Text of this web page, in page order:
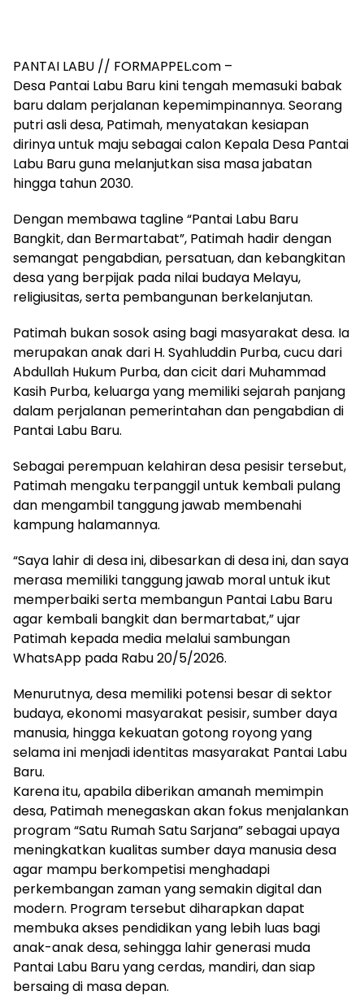
PANTAI LABU // FORMAPPEL.com –
Desa Pantai Labu Baru kini tengah memasuki babak
baru dalam perjalanan kepemimpinannya. Seorang
putri asli desa, Patimah, menyatakan kesiapan
dirinya untuk maju sebagai calon Kepala Desa Pantai
Labu Baru guna melanjutkan sisa masa jabatan
hingga tahun 2030.
Dengan membawa tagline “Pantai Labu Baru
Bangkit, dan Bermartabat”, Patimah hadir dengan
semangat pengabdian, persatuan, dan kebangkitan
desa yang berpijak pada nilai budaya Melayu,
religiusitas, serta pembangunan berkelanjutan.
Patimah bukan sosok asing bagi masyarakat desa. Ia
merupakan anak dari H. Syahluddin Purba, cucu dari
Abdullah Hukum Purba, dan cicit dari Muhammad
Kasih Purba, keluarga yang memiliki sejarah panjang
dalam perjalanan pemerintahan dan pengabdian di
Pantai Labu Baru.
Sebagai perempuan kelahiran desa pesisir tersebut,
Patimah mengaku terpanggil untuk kembali pulang
dan mengambil tanggung jawab membenahi
kampung halamannya.
“Saya lahir di desa ini, dibesarkan di desa ini, dan saya
merasa memiliki tanggung jawab moral untuk ikut
memperbaiki serta membangun Pantai Labu Baru
agar kembali bangkit dan bermartabat,” ujar
Patimah kepada media melalui sambungan
WhatsApp pada Rabu 20/5/2026.
Menurutnya, desa memiliki potensi besar di sektor
budaya, ekonomi masyarakat pesisir, sumber daya
manusia, hingga kekuatan gotong royong yang
selama ini menjadi identitas masyarakat Pantai Labu
Baru.
Karena itu, apabila diberikan amanah memimpin
desa, Patimah menegaskan akan fokus menjalankan
program “Satu Rumah Satu Sarjana” sebagai upaya
meningkatkan kualitas sumber daya manusia desa
agar mampu berkompetisi menghadapi
perkembangan zaman yang semakin digital dan
modern. Program tersebut diharapkan dapat
membuka akses pendidikan yang lebih luas bagi
anak-anak desa, sehingga lahir generasi muda
Pantai Labu Baru yang cerdas, mandiri, dan siap
bersaing di masa depan.